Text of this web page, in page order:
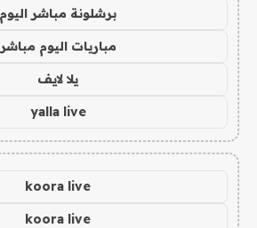
برشلونة مباشر اليوم
مباريات اليوم مباشر
يلا لايف
yalla live
koora live
koora live